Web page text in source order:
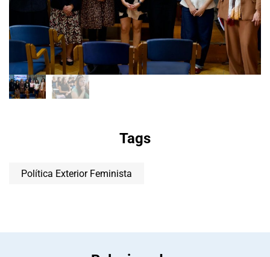
Tags
Política Exterior Feminista